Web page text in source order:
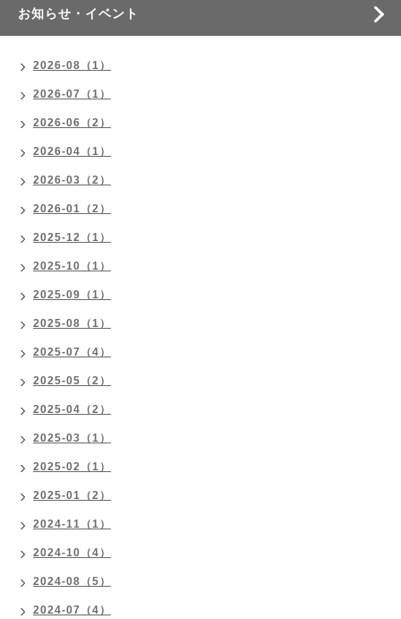
お知らせ・イベント
2026-08（1）
2026-07（1）
2026-06（2）
2026-04（1）
2026-03（2）
2026-01（2）
2025-12（1）
2025-10（1）
2025-09（1）
2025-08（1）
2025-07（4）
2025-05（2）
2025-04（2）
2025-03（1）
2025-02（1）
2025-01（2）
2024-11（1）
2024-10（4）
2024-08（5）
2024-07（4）